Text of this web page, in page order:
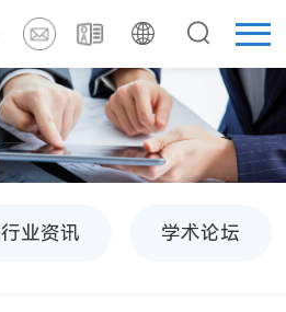
行业资讯 学术论坛